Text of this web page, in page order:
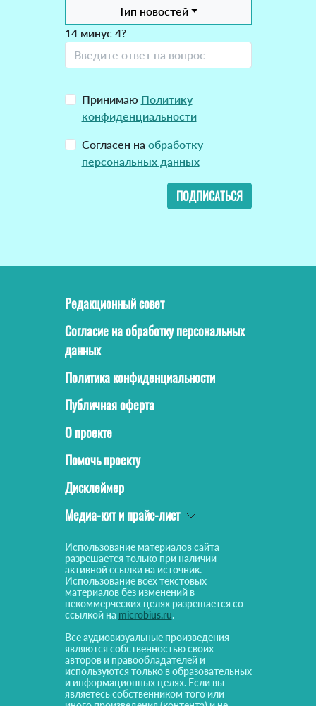
Тип новостей
14 минус 4?
Принимаю Политику
конфиденциальности
Согласен на обработку
персональных данных
ПОДПИСАТЬСЯ
Редакционный совет
Согласие на обработку персональных
данных
Политика конфиденциальности
Публичная оферта
О проекте
Помочь проекту
Дисклеймер
Медиа-кит и прайс-лист
Использование материалов сайта
разрешается только при наличии
активной ссылки на источник.
Использование всех текстовых
материалов без изменений в
некоммерческих целях разрешается со
ссылкой на microbius.ru.
Все аудиовизуальные произведения
являются собственностью своих
авторов и правообладателей и
используются только в образовательных
и информационных целях. Если вы
являетесь собственником того или